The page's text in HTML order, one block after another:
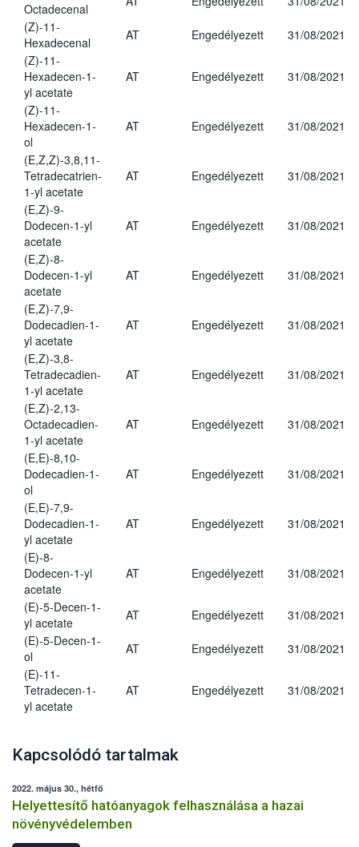
Octadecenal
(Z)-11-
Hexadecenal
AT Engedélyezett
31/08/2021
(Z)-11-
Hexadecen-1-
yl acetate
AT Engedélyezett 31/08/2021
(Z)-11-
Hexadecen-1-
ol
AT Engedélyezett 31/08/2021
(E,Z,Z)-3,8,11-
Tetradecatrien-
1-yl acetate
AT Engedélyezett 31/08/2021
(E,Z)-9-
Dodecen-1-yl
acetate
AT Engedélyezett 31/08/2021
(E,Z)-8-
Dodecen-1-yl
acetate
AT Engedélyezett 31/08/2021
(E,Z)-7,9-
Dodecadien-1-
yl acetate
AT Engedélyezett 31/08/2021
(E,Z)-3,8-
Tetradecadien-
1-yl acetate
AT Engedélyezett 31/08/2021
(E,Z)-2,13-
Octadecadien-
1-yl acetate
AT Engedélyezett 31/08/2021
(E,E)-8,10-
Dodecadien-1-
ol
AT Engedélyezett 31/08/2021
(E,E)-7,9-
Dodecadien-1-
yl acetate
AT Engedélyezett 31/08/2021
(E)-8-
Dodecen-1-yl
acetate
AT Engedélyezett 31/08/2021
(E)-5-Decen-1-
yl acetate
AT Engedélyezett
31/08/2021
(E)-5-Decen-1-
ol
AT Engedélyezett
31/08/2021
(E)-11-
Tetradecen-1-
yl acetate
AT Engedélyezett 31/08/2021
Kapcsolódó tartalmak
2022. május 30., hétfő
Helyettesítő hatóanyagok felhasználása a hazai
növényvédelemben